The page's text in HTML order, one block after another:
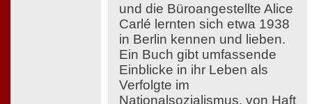
und die Büroangestellte Alice
Carlé lernten sich etwa 1938
in Berlin kennen und lieben.
Ein Buch gibt umfassende
Einblicke in ihr Leben als
Verfolgte im
Nationalsozialismus, von Haft